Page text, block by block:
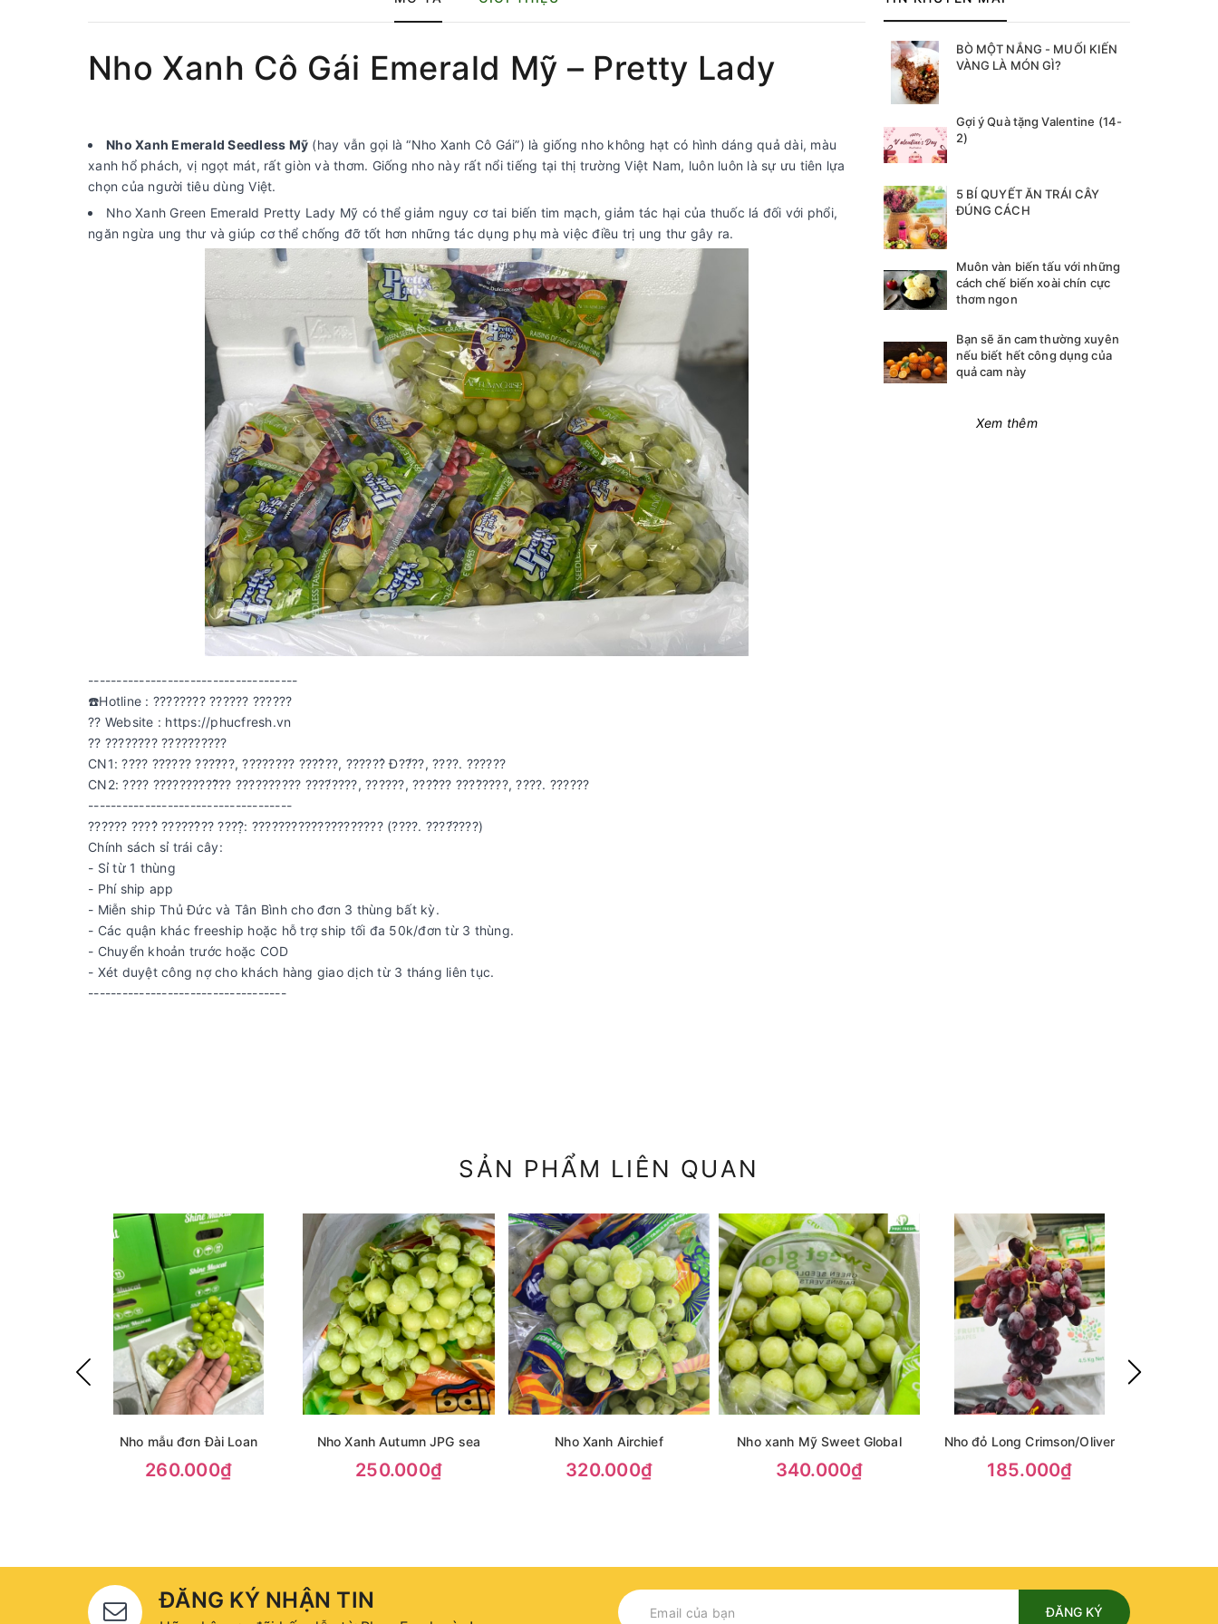
Nho Xanh Cô Gái Emerald Mỹ – Pretty Lady
Nho Xanh Emerald Seedless Mỹ (hay vẫn gọi là “Nho Xanh Cô Gái”) là giống nho không hạt có hình dáng quả dài, màu
xanh hổ phách, vị ngọt mát, rất giòn và thơm. Giống nho này rất nổi tiếng tại thị trường Việt Nam, luôn luôn là sự ưu tiên lựa
chọn của người tiêu dùng Việt.
Nho Xanh Green Emerald Pretty Lady Mỹ có thể giảm nguy cơ tai biến tim mạch, giảm tác hại của thuốc lá đối với phổi,
ngăn ngừa ung thư và giúp cơ thể chống đỡ tốt hơn những tác dụng phụ mà việc điều trị ung thư gây ra.
-------------------------------------
☎️Hotline : ???????? ?????? ??????
?? Website : https://phucfresh.vn
?? ???????? ??????????
CN1: ???? ?????? ????̛??, ???????? ????̂??, ??????̉ Đ??̛́??, ????. ??????
CN2: ???? ??????????̂̃?? ?????????? ????́????, ??????, ????̂?? ????̀????, ????. ??????
------------------------------------
?????? ????̉ ??????̂?? ????̣̂: ???????????????????? (????. ????́????)
Chính sách sỉ trái cây:
- Sỉ từ 1 thùng
- Phí ship app
- Miễn ship Thủ Đức và Tân Bình cho đơn 3 thùng bất kỳ.
- Các quận khác freeship hoặc hỗ trợ ship tối đa 50k/đơn từ 3 thùng.
- Chuyển khoản trước hoặc COD
- Xét duyệt công nợ cho khách hàng giao dịch từ 3 tháng liên tục.
-----------------------------------
BÒ MỘT NẮNG - MUỐI KIẾN
VÀNG LÀ MÓN GÌ?
Gợi ý Quà tặng Valentine (14-
2)
5 BÍ QUYẾT ĂN TRÁI CÂY
ĐÚNG CÁCH
Muôn vàn biến tấu với những
cách chế biến xoài chín cực
thơm ngon
Bạn sẽ ăn cam thường xuyên
nếu biết hết công dụng của
quả cam này
Xem thêm
SẢN PHẨM LIÊN QUAN
Nho mẫu đơn Đài Loan
260.000₫
Nho Xanh Autumn JPG sea
250.000₫
Nho Xanh Airchief
320.000₫
Nho xanh Mỹ Sweet Global
340.000₫
Nho đỏ Long Crimson/Oliver
185.000₫
ĐĂNG KÝ NHẬN TIN ĐĂNG KÝ